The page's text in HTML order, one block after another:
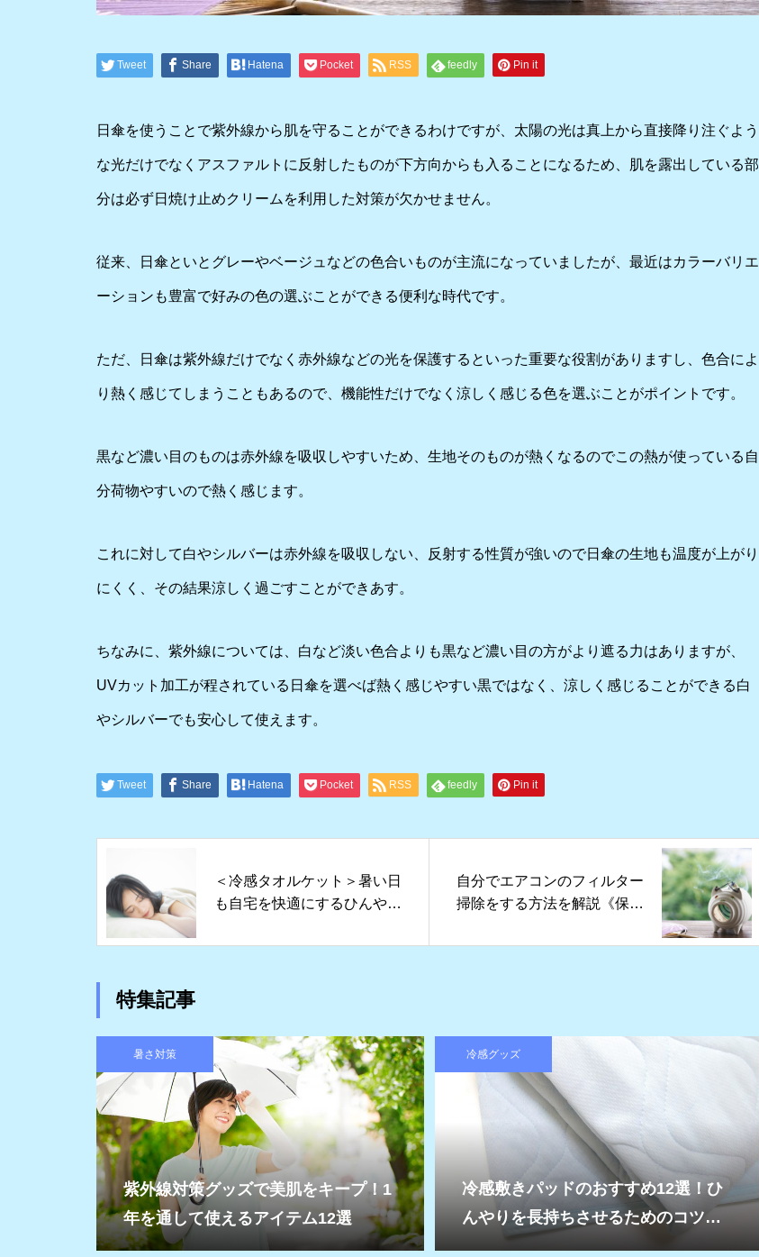
Tweet Share Hatena Pocket RSS feedly Pin it
日傘を使うことで紫外線から肌を守ることができるわけですが、太陽の光は真上から直接降り注ぐよう
な光だけでなくアスファルトに反射したものが下方向からも入ることになるため、肌を露出している部
分は必ず日焼け止めクリームを利用した対策が欠かせません。
従来、日傘といとグレーやベージュなどの色合いものが主流になっていましたが、最近はカラーバリエ
ーションも豊富で好みの色の選ぶことができる便利な時代です。
ただ、日傘は紫外線だけでなく赤外線などの光を保護するといった重要な役割がありますし、色合によ
り熱く感じてしまうこともあるので、機能性だけでなく涼しく感じる色を選ぶことがポイントです。
黒など濃い目のものは赤外線を吸収しやすいため、生地そのものが熱くなるのでこの熱が使っている自
分荷物やすいので熱く感じます。
これに対して白やシルバーは赤外線を吸収しない、反射する性質が強いので日傘の生地も温度が上がり
にくく、その結果涼しく過ごすことができあす。
ちなみに、紫外線については、白など淡い色合よりも黒など濃い目の方がより遮る力はありますが、
UVカット加工が程されている日傘を選べば熱く感じやすい黒ではなく、涼しく感じることができる白
やシルバーでも安心して使えます。
Tweet Share Hatena Pocket RSS feedly Pin it
＜冷感タオルケット＞暑い日
も自宅を快適にするひんやり
自分でエアコンのフィルター
掃除をする方法を解説《保存
特集記事
暑さ対策
紫外線対策グッズで美肌をキープ！1
年を通して使えるアイテム12選
冷感グッズ
冷感敷きパッドのおすすめ12選！ひ
んやりを長持ちさせるためのコツも
紹介